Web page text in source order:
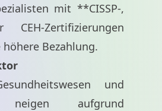
mit **CISSP-,
Zertifizierungen
Bezahlung.
und
neigen aufgrund